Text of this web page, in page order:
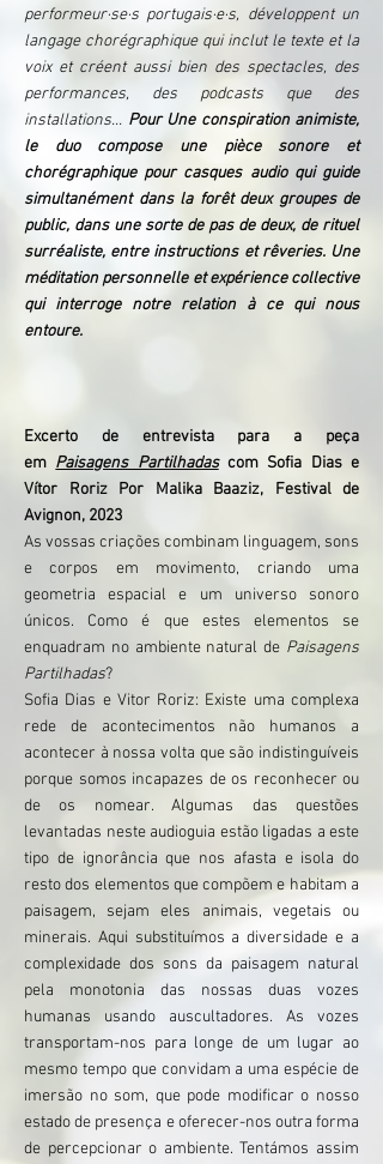
performeur·se·s portugais·e·s, développent un
langage chorégraphique qui inclut le texte et la
voix et créent aussi bien des spectacles, des
performances, des podcasts que des
installations... Pour Une conspiration animiste,
le duo compose une pièce sonore et
chorégraphique pour casques audio qui guide
simultanément dans la forêt deux groupes de
public, dans une sorte de pas de deux, de rituel
surréaliste, entre instructions et rêveries. Une
méditation personnelle et expérience collective
qui interroge notre relation à ce qui nous
entoure.
Excerto de entrevista para a peça
em Paisagens Partilhadascom Sofia Dias e
Vítor Roriz Por Malika Baaziz, Festival de
Avignon, 2023 ​
As vossas criações combinam linguagem, sons
e corpos em movimento, criando uma
geometria espacial e um universo sonoro
únicos. Como é que estes elementos se
enquadram no ambiente natural de Paisagens
Partilhadas?
Sofia Dias e Vitor Roriz: Existe uma complexa
rede de acontecimentos não humanos a
acontecer à nossa volta que são indistinguíveis
porque somos incapazes de os reconhecer ou
de os nomear. Algumas das questões
levantadas neste audioguia estão ligadas a este
tipo de ignorância que nos afasta e isola do
resto dos elementos que compõem e habitam a
paisagem, sejam eles animais, vegetais ou
minerais. Aqui substituímos a diversidade e a
complexidade dos sons da paisagem natural
pela monotonia das nossas duas vozes
humanas usando auscultadores. As vozes
transportam-nos para longe de um lugar ao
mesmo tempo que convidam a uma espécie de
imersão no som, que pode modificar o nosso
estado de presença e oferecer-nos outra forma
de percepcionar o ambiente. Tentámos assim